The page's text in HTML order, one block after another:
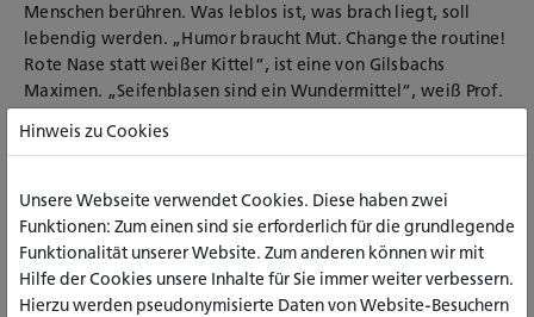
Menschen berühren. Was leblos ist, was brach liegt, soll
lebendig werden. „Humor braucht Mut. Change the routine!
Rote Nase statt weißer Kittel“, ist eine von Gilsbachs
Maximen. „Seifenblasen sind ein Wundermittel“, weiß Prof.
ziehen die Aufmerksamkeit eines kranken Kindes „nach
innere Befindlichkeit verändern. Dass Seifenblasen zudem
auch Glückskugeln sein können, konnten die Studierenden
unmittelbar erleben. Hat er nicht gerade einen kleinen
Glücksbringer aus einer Seifenblase gezaubert? Hoppla, wie
ging das denn?
Hinweis zu Cookies
Unsere Webseite verwendet Cookies. Diese haben zwei
Funktionen: Zum einen sind sie erforderlich für die grundlegende
Funktionalität unserer Website. Zum anderen können wir mit
Hilfe der Cookies unsere Inhalte für Sie immer weiter verbessern.
Hierzu werden pseudonymisierte Daten von Website-Besuchern